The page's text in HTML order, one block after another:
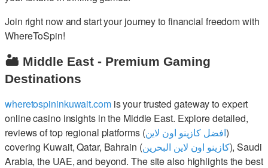
Join right now and start your journey to financial freedom with
WhereToSpin!
🏜️ Middle East - Premium Gaming
Destinations
wheretospininkuwait.comis your trusted gateway to expert
online casino insights in the Middle East. Explore detailed,
reviews of top regional platforms (افضل كازينو اون لاين)
covering Kuwait, Qatar, Bahrain (كازينو اون لاين البحرين), Saudi
Arabia, the UAE, and beyond. The site also highlights the best